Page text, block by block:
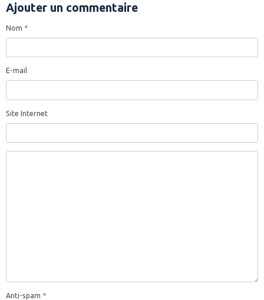
Ajouter un commentaire
Nom
E-mail
Site Internet
Anti-spam